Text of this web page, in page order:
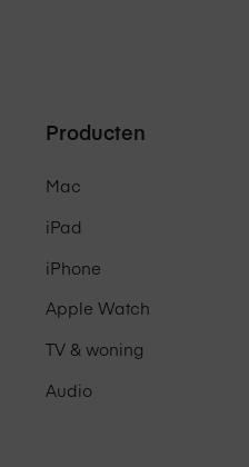
Producten
Mac
iPad
iPhone
Apple Watch
TV & woning
Audio